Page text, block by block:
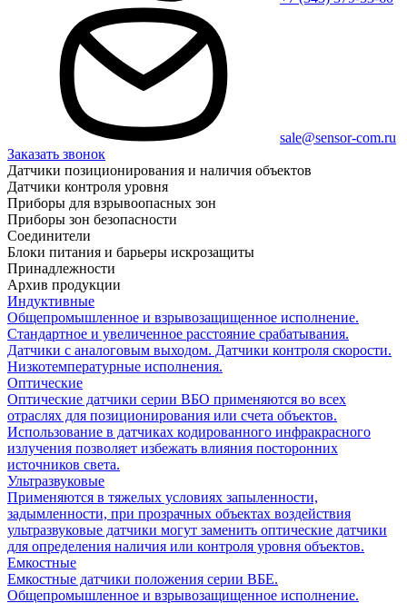
sale@sensor-com.ru
Заказать звонок
Датчики позиционирования и наличия объектов
Датчики контроля уровня
Приборы для взрывоопасных зон
Приборы зон безопасности
Соединители
Блоки питания и барьеры искрозащиты
Принадлежности
Архив продукции
Индуктивные
Общепромышленное и взрывозащищенное исполнение.
Стандартное и увеличенное расстояние срабатывания.
Датчики с аналоговым выходом. Датчики контроля скорости.
Низкотемпературные исполнения.
Оптические
Оптические датчики серии ВБО применяются во всех
отраслях для позиционирования или счета объектов.
Использование в датчиках кодированного инфракрасного
излучения позволяет избежать влияния посторонних
источников света.
Ультразвуковые
Применяются в тяжелых условиях запыленности,
задымленности, при прозрачных объектах воздействия
ультразвуковые датчики могут заменить оптические датчики
для определения наличия или контроля уровня объектов.
Емкостные
Емкостные датчики положения серии ВБЕ.
Общепромышленное и взрывозащищенное исполнение.